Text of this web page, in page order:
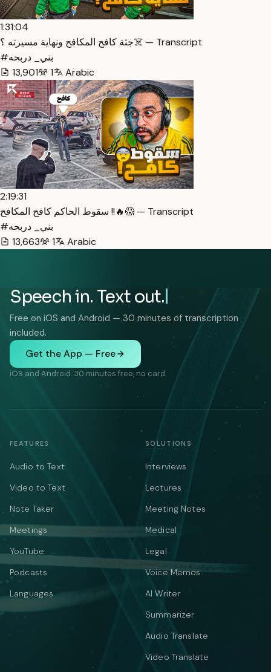
1:31:04
جثة كافح المكافح ونهاية مسيرته ؟☠️ — Transcript
#بني_ دربحه
13,901
1 Arabic
2:19:31
سقوط الحاكم كافح المكافح !!🔥😱 — Transcript
#بني_ دربحه
13,663
1 Arabic
Speech in. Text out.
Free on iOS and Android — 30 minutes of transcription
included.
Get the App — Free
iOS and Android. 30 minutes free, no card.
FEATURES
Audio to Text
Video to Text
Note Taker
Meetings
YouTube
Podcasts
Languages
SOLUTIONS
Interviews
Lectures
Meeting Notes
Medical
Legal
Voice Memos
AI Writer
Summarizer
Audio Translate
Video Translate